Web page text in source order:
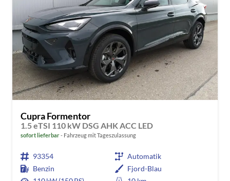
Cupra Formentor
1.5 eTSI 110 kW DSG AHK ACC LED
sofort lieferbar Fahrzeug mit Tageszulassung
93354
Automatik
Benzin
Fjord-Blau